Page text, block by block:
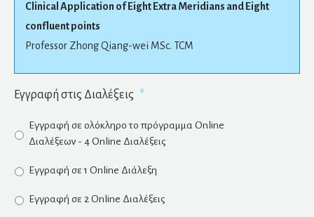
Clinical Application of Eight Extra Meridians and Eight
confluent points
Professor Zhong Qiang-wei MSc. TCM
Εγγραφή στις Διαλέξεις *
Εγγραφή σε ολόκληρο το πρόγραμμα Online
Διαλέξεων - 4 Online Διαλέξεις
Εγγραφή σε 1 Online Διάλεξη
Εγγραφή σε 2 Online Διαλέξεις